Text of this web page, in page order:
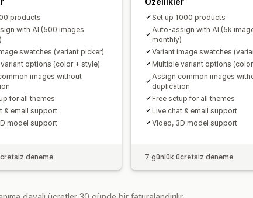
products
with AI (500 images
swatches (variant picker)
options (color + style)
images without
for all themes
& email support
model support
deneme
Set up 1000 products
Auto-assign with AI (5k
monthly)
Variant image swatches
Multiple variant options
Assign common images
duplication
Free setup for all themes
Live chat & email support
Video, 3D model support
7 günlük ücretsiz deneme